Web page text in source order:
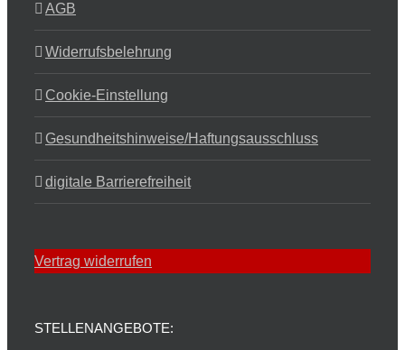
AGB
Widerrufsbelehrung
Cookie-Einstellung
Gesundheitshinweise/Haftungsausschluss
digitale Barrierefreiheit
Vertrag widerrufen
STELLENANGEBOTE: